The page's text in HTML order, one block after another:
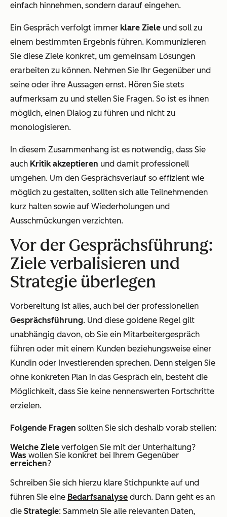
einfach hinnehmen, sondern darauf eingehen.
Ein Gespräch verfolgt immer klare Ziele und soll zu
einem bestimmten Ergebnis führen. Kommunizieren
Sie diese Ziele konkret, um gemeinsam Lösungen
erarbeiten zu können. Nehmen Sie Ihr Gegenüber und
seine oder ihre Aussagen ernst. Hören Sie stets
aufmerksam zu und stellen Sie Fragen. So ist es ihnen
möglich, einen Dialog zu führen und nicht zu
monologisieren.
In diesem Zusammenhang ist es notwendig, dass Sie
auch Kritik akzeptieren und damit professionell
umgehen. Um den Gesprächsverlauf so effizient wie
möglich zu gestalten, sollten sich alle Teilnehmenden
kurz halten sowie auf Wiederholungen und
Ausschmückungen verzichten.
Vor der Gesprächsführung:
Ziele verbalisieren und
Strategie überlegen
Vorbereitung ist alles, auch bei der professionellen
Gesprächsführung. Und diese goldene Regel gilt
unabhängig davon, ob Sie ein Mitarbeitergespräch
führen oder mit einem Kunden beziehungsweise einer
Kundin oder Investierenden sprechen. Denn steigen Sie
ohne konkreten Plan in das Gespräch ein, besteht die
Möglichkeit, dass Sie keine nennenswerten Fortschritte
erzielen.
Folgende Fragen sollten Sie sich deshalb vorab stellen:
Welche Ziele verfolgen Sie mit der Unterhaltung?
Was wollen Sie konkret bei Ihrem Gegenüber
erreichen?
Schreiben Sie sich hierzu klare Stichpunkte auf und
führen Sie eine Bedarfsanalyse durch. Dann geht es an
die Strategie: Sammeln Sie alle relevanten Daten,